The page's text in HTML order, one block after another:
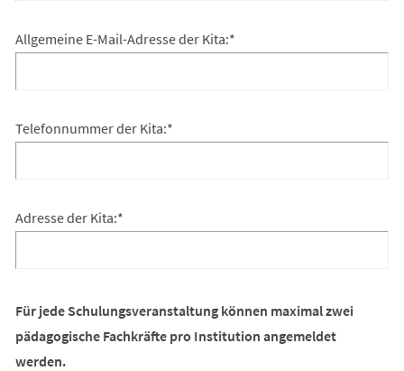
Handlungsplan
Kinderschutz
Kitas
Allgemeine E-Mail-Adresse der Kita:*
Telefonnummer der Kita:*
Adresse der Kita:*
Für jede Schulungsveranstaltung können maximal zwei
pädagogische Fachkräfte pro Institution angemeldet
werden.